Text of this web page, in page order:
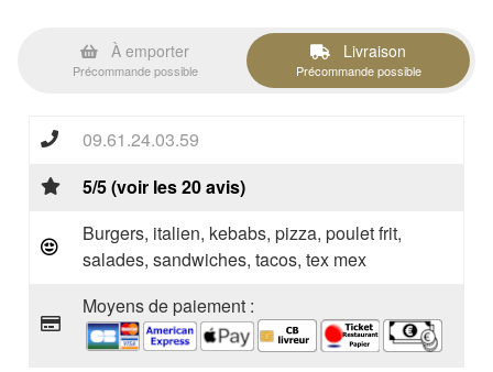
À emporter
Précommande possible
Livraison
Précommande possible
09.61.24.03.59
5/5 (voir les 20 avis)
Burgers, italien, kebabs, pizza, poulet frit,
salades, sandwiches, tacos, tex mex
Moyens de paiement :